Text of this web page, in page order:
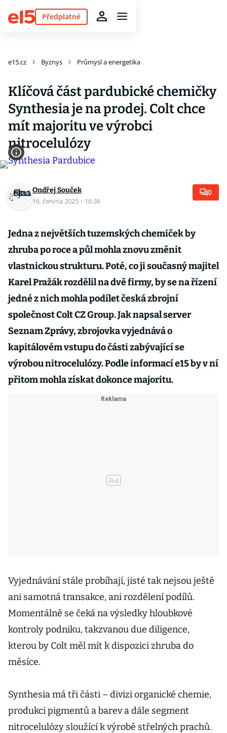
Předplatné
e15.cz Byznys Průmysl a energetika
Klíčová část pardubické chemičky
Synthesia je na prodej. Colt chce
mít majoritu ve výrobci
nitrocelulózy
Ondřej Souček
16. června 2025 · 16:36
0
Jedna z největších tuzemských chemiček by
zhruba po roce a půl mohla znovu změnit
vlastnickou strukturu. Poté, co ji současný majitel
Karel Pražák rozdělil na dvě firmy, by se na řízení
jedné z nich mohla podílet česká zbrojní
společnost Colt CZ Group. Jak napsal server
Seznam Zprávy, zbrojovka vyjednává o
kapitálovém vstupu do části zabývající se
výrobou nitrocelulózy. Podle informací e15 by v ní
přitom mohla získat dokonce majoritu.
Vyjednávání stále probíhají, jisté tak nejsou ještě
ani samotná transakce, ani rozdělení podílů.
Momentálně se čeká na výsledky hloubkové
kontroly podniku, takzvanou due diligence,
kterou by Colt měl mít k dispozici zhruba do
měsíce.
Synthesia má tři části – divizi organické chemie,
produkci pigmentů a barev a dále segment
nitrocelulózy sloužící k výrobě střelných prachů.